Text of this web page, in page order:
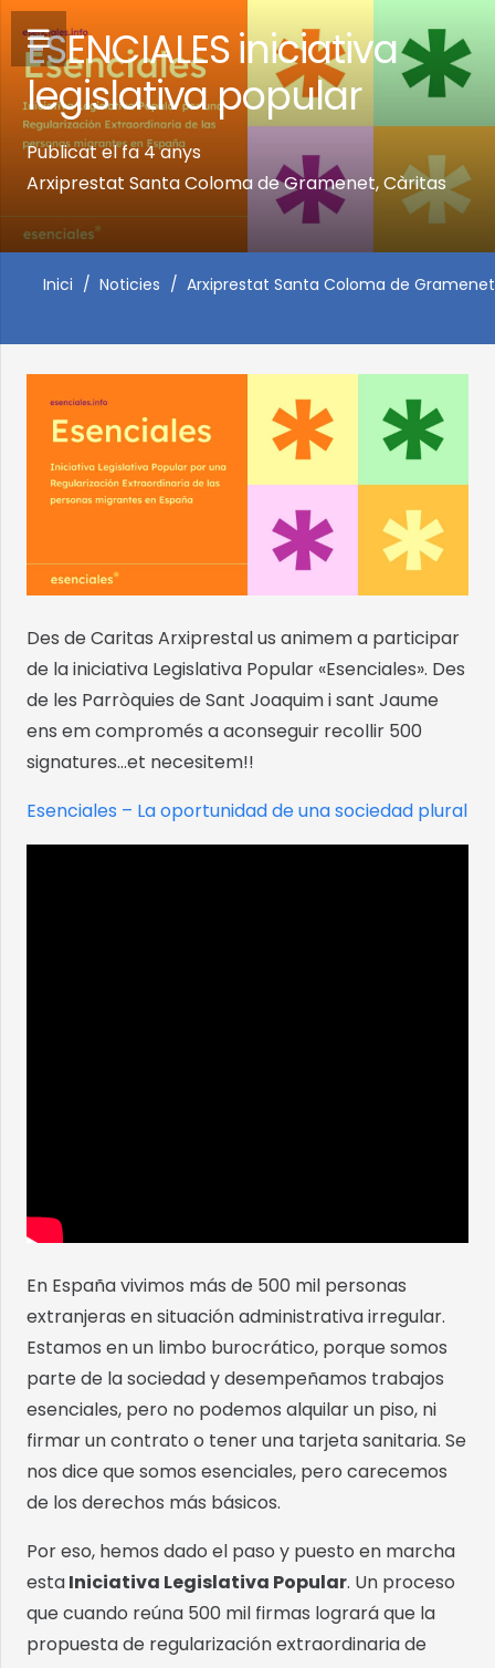
ESENCIALES iniciativa
legislativa popular
Publicat elfa 4 anys
Arxiprestat Santa Coloma de Gramenet,Càritas
Inici / Noticies / Arxiprestat Santa Coloma de Gramenet
Des de Caritas Arxiprestal us animem a participar
de la iniciativa Legislativa Popular «Esenciales». Des
de les Parròquies de Sant Joaquim i sant Jaume
ens em compromés a aconseguir recollir 500
signatures…et necesitem!!
Esenciales – La oportunidad de una sociedad plural
En España vivimos más de 500 mil personas
extranjeras en situación administrativa irregular.
Estamos en un limbo burocrático, porque somos
parte de la sociedad y desempeñamos trabajos
esenciales, pero no podemos alquilar un piso, ni
firmar un contrato o tener una tarjeta sanitaria. Se
nos dice que somos esenciales, pero carecemos
de los derechos más básicos.
Por eso, hemos dado el paso y puesto en marcha
estaIniciativa Legislativa Popular. Un proceso
que cuando reúna 500 mil firmas logrará que la
propuesta de regularización extraordinaria de